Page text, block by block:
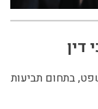
דין
בתחום תביעות